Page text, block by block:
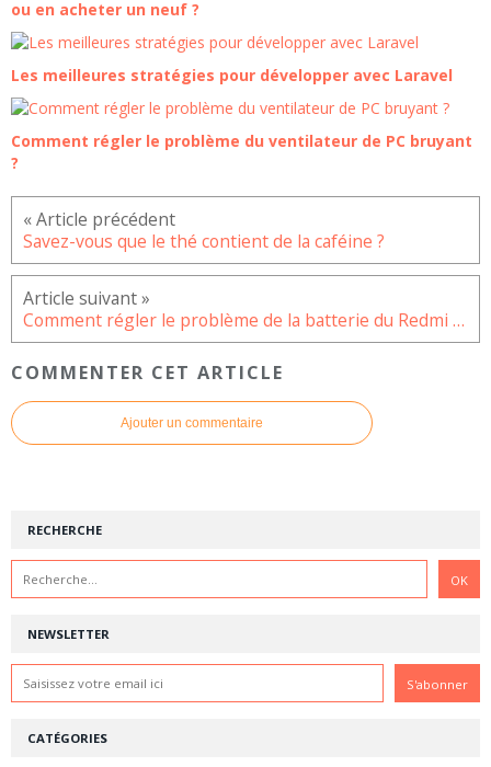
ou en acheter un neuf ?
Les meilleures stratégies pour développer avec Laravel
Comment régler le problème du ventilateur de PC bruyant
?
Savez-vous que le thé contient de la caféine ?
Comment régler le problème de la batterie du Redmi K20 qui ne se charge pas ?
COMMENTER CET ARTICLE
Ajouter un commentaire
NEWSLETTER
RECHERCHE
CATÉGORIES